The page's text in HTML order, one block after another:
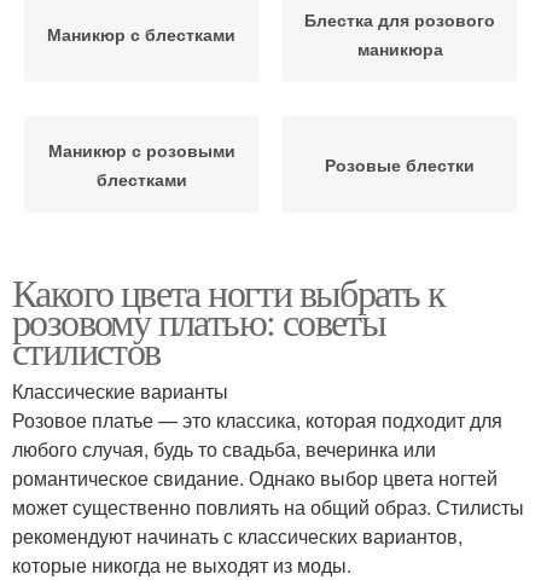
Маникюр с блестками
Блестка для розового
маникюра
Маникюр с розовыми
блестками
Розовые блестки
Какого цвета ногти выбрать к
розовому платью: советы
стилистов
Классические варианты
Розовое платье — это классика, которая подходит для
любого случая, будь то свадьба, вечеринка или
романтическое свидание. Однако выбор цвета ногтей
может существенно повлиять на общий образ. Стилисты
рекомендуют начинать с классических вариантов,
которые никогда не выходят из моды.